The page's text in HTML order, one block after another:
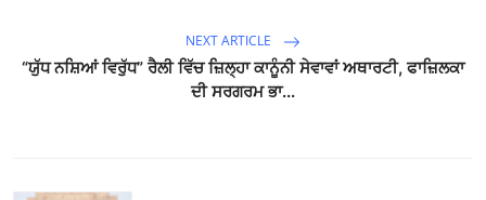
NEXT ARTICLE
“ਯੁੱਧ ਨਸ਼ਿਆਂ ਵਿਰੁੱਧ” ਰੈਲੀ ਵਿੱਚ ਜ਼ਿਲ੍ਹਾ ਕਾਨੂੰਨੀ ਸੇਵਾਵਾਂ ਅਥਾਰਟੀ, ਫਾਜ਼ਿਲਕਾ
ਦੀ ਸਰਗਰਮ ਭਾ...